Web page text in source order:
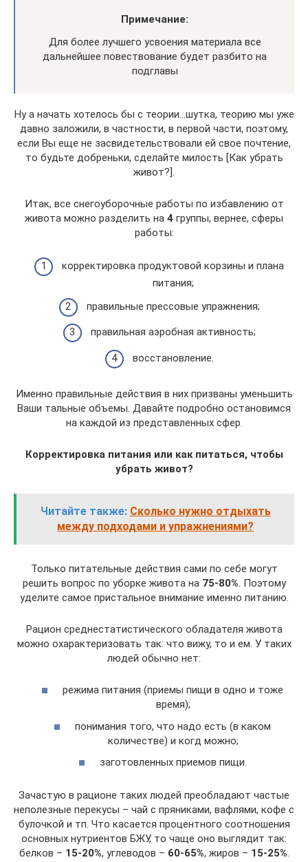
Примечание:
Для более лучшего усвоения материала все
дальнейшее повествование будет разбито на
подглавы
Ну а начать хотелось бы с теории…шутка, теорию мы уже
давно заложили, в частности, в первой части, поэтому,
если Вы еще не засвидетельствовали ей свое почтение,
то будьте добреньки, сделайте милость [Как убрать
живот?].
Итак, все снегоуборочные работы по избавлению от
живота можно разделить на 4 группы, вернее, сферы
работы:
корректировка продуктовой корзины и плана
питания;
правильные прессовые упражнения;
правильная аэробная активность;
восстановление.
Именно правильные действия в них призваны уменьшить
Ваши тальные объемы. Давайте подробно остановимся
на каждой из представленных сфер.
Корректировка питания или как питаться, чтобы
убрать живот?
Читайте также: Сколько нужно отдыхать
между подходами и упражнениями?
Только питательные действия сами по себе могут
решить вопрос по уборке живота на 75-80%. Поэтому
уделите самое пристальное внимание именно питанию.
Рацион среднестатистического обладателя живота
можно охарактеризовать так: что вижу, то и ем. У таких
людей обычно нет:
режима питания (приемы пищи в одно и тоже
время);
понимания того, что надо есть (в каком
количестве) и когд можно;
заготовленных приемов пищи.
Зачастую в рационе таких людей преобладают частые
неполезные перекусы – чай с пряниками, вафлями, кофе с
булочкой и тп. Что касается процентного соотношения
основных нутриентов БЖУ, то чаще оно выглядит так:
белков – 15-20%, углеводов – 60-65%, жиров – 15-25%.